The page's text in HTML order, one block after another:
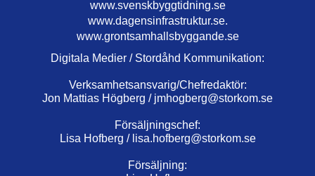
www.svenskbyggtidning.se
www.dagensinfrastruktur.se.
www.grontsamhallsbyggande.se
Digitala Medier / Stordåhd Kommunikation:
Verksamhetsansvarig/Chefredaktör:
Jon Mattias Högberg / jmhogberg@storkom.se
Försäljningschef:
Lisa Hofberg / lisa.hofberg@storkom.se
Försäljning: